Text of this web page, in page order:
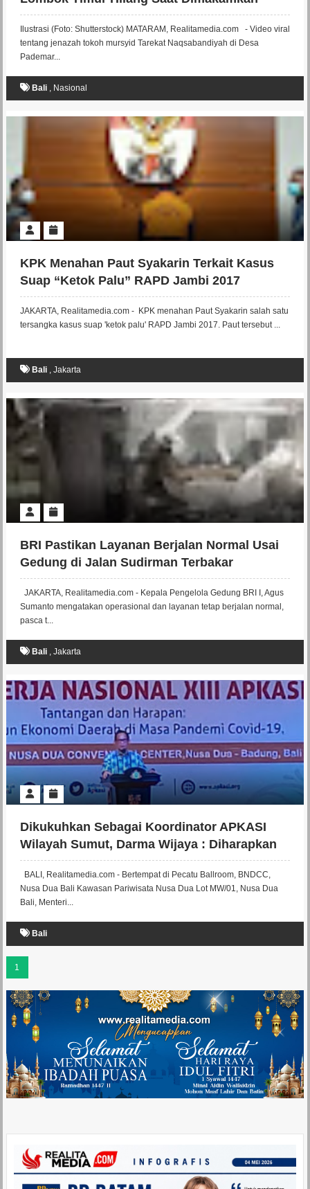
Ilustrasi (Foto: Shutterstock) MATARAM, Realitamedia.com - Video viral
tentang jenazah tokoh mursyid Tarekat Naqsabandiyah di Desa
Pademar...
Bali, Nasional
KPK Menahan Paut Syakarin Terkait Kasus
Suap “Ketok Palu” RAPD Jambi 2017
JAKARTA, Realitamedia.com - KPK menahan Paut Syakarin salah satu
tersangka kasus suap 'ketok palu' RAPD Jambi 2017. Paut tersebut ...
Bali, Jakarta
BRI Pastikan Layanan Berjalan Normal Usai
Gedung di Jalan Sudirman Terbakar
JAKARTA, Realitamedia.com - Kepala Pengelola Gedung BRI I, Agus
Sumanto mengatakan operasional dan layanan tetap berjalan normal,
pasca t...
Bali, Jakarta
Dikukuhkan Sebagai Koordinator APKASI
Wilayah Sumut, Darma Wijaya : Diharapkan
Kedepannya APKASI Memiliki Peran
BALI, Realitamedia.com - Bertempat di Pecatu Ballroom, BNDCC,
Nusa Dua Bali Kawasan Pariwisata Nusa Dua Lot MW/01, Nusa Dua
Bali, Menteri...
Bali
1